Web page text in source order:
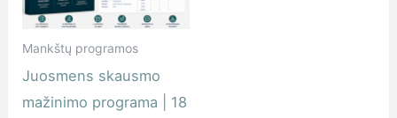
Mankštų programos
Juosmens skausmo
mažinimo programa | 18